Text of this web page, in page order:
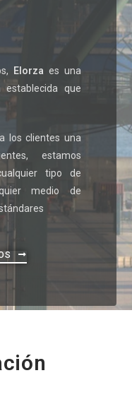
Elorza es una
establecida que
los clientes una
estamos
tipo de
medio de